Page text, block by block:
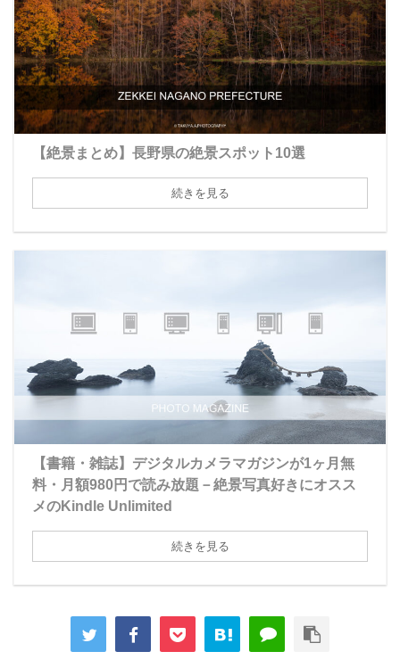
【絶景まとめ】長野県の絶景スポット10選
続きを見る
【書籍・雑誌】デジタルカメラマガジンが1ヶ月無
料・月額980円で読み放題－絶景写真好きにオスス
メのKindle Unlimited
続きを見る